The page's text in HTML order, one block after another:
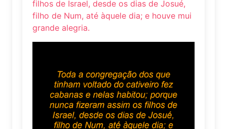
filhos de Israel, desde os dias de Josué,
filho de Num, até àquele dia; e houve mui
grande alegria.